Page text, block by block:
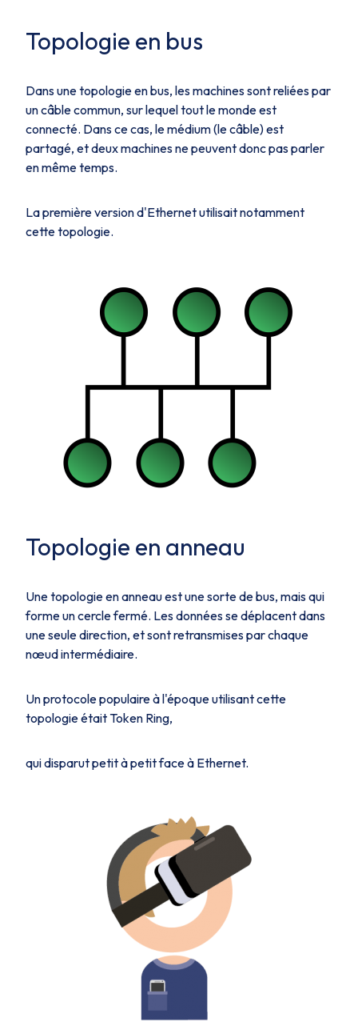
Topologie en bus
Dans une topologie en bus, les machines sont reliées par
un câble commun, sur lequel tout le monde est
connecté. Dans ce cas, le médium (le câble) est
partagé, et deux machines ne peuvent donc pas parler
en même temps.
La première version d'Ethernet utilisait notamment
cette topologie.
Topologie en anneau
Une topologie en anneau est une sorte de bus, mais qui
forme un cercle fermé. Les données se déplacent dans
une seule direction, et sont retransmises par chaque
nœud intermédiaire.
Un protocole populaire à l'époque utilisant cette
topologie était Token Ring,
qui disparut petit à petit face à Ethernet.